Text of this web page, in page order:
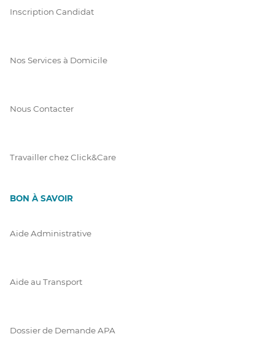
Inscription Candidat
Nos Services à Domicile
Nous Contacter
Travailler chez Click&Care
BON À SAVOIR
Aide Administrative
Aide au Transport
Dossier de Demande APA